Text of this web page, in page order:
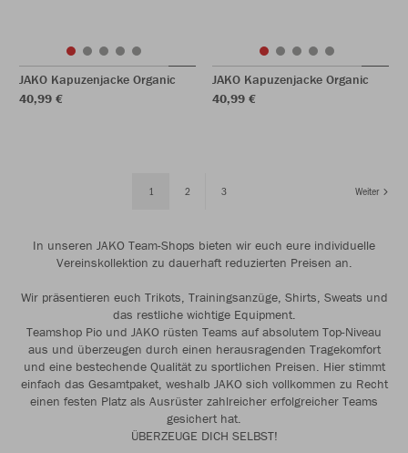
JAKO Kapuzenjacke Organic
40,99 €
JAKO Kapuzenjacke Organic
40,99 €
1 2 3 Weiter
In unseren JAKO Team-Shops bieten wir euch eure individuelle
Vereinskollektion zu dauerhaft reduzierten Preisen an.
Wir präsentieren euch Trikots, Trainingsanzüge, Shirts, Sweats und
das restliche wichtige Equipment.
Teamshop Pio und JAKO rüsten Teams auf absolutem Top-Niveau
aus und überzeugen durch einen herausragenden Tragekomfort
und eine bestechende Qualität zu sportlichen Preisen. Hier stimmt
einfach das Gesamtpaket, weshalb JAKO sich vollkommen zu Recht
einen festen Platz als Ausrüster zahlreicher erfolgreicher Teams
gesichert hat.
ÜBERZEUGE DICH SELBST!